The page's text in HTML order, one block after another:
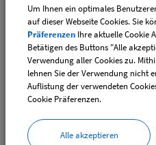
Um Ihnen ein optimales
auf dieser Webseite Cookies. Sie
Präferenzen Ihre aktuelle Cookie
Betätigen des Buttons "Alle
Verwendung aller Cookies zu.
lehnen Sie der Verwendung nicht
Auflistung der verwendeten
Cookie Präferenzen.
Alle akzeptieren